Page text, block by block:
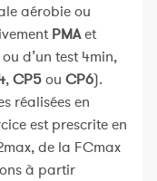
aérobie ou
PMAet
ou d’un test 4min,
,CP5ou CP6).
réalisées en
est prescrite en
de la FCmax
à partir